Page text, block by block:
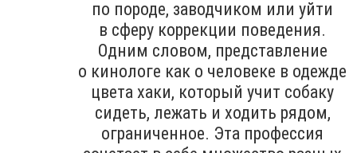
по породе, заводчиком или уйти
в сферу коррекции поведения.
Одним словом, представление
о кинологе как о человеке в одежде
цвета хаки, который учит собаку
сидеть, лежать и ходить рядом,
ограниченное. Эта профессия